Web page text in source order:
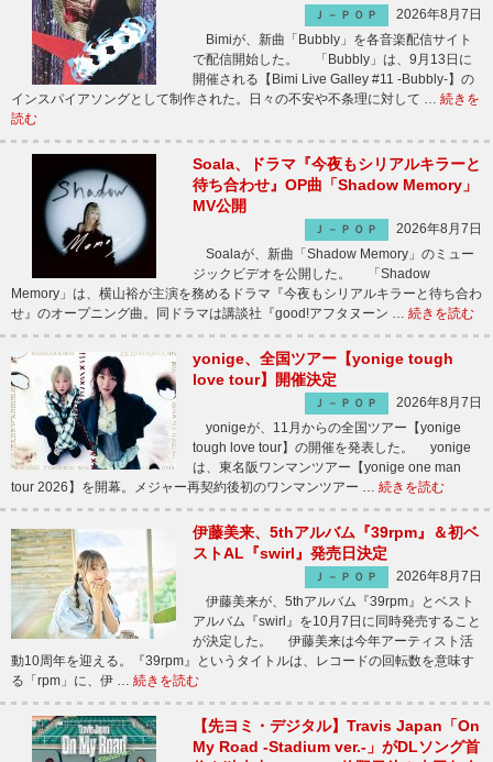
Ｊ－ＰＯＰ
2026年8月7日
Bimiが、新曲「Bubbly」を各音楽配信サイト
で配信開始した。 「Bubbly」は、9月13日に
開催される【Bimi Live Galley #11 -Bubbly-】の
インスパイアソングとして制作された。日々の不安や不条理に対して … 続きを
読む
Soala、ドラマ『今夜もシリアルキラーと
待ち合わせ』OP曲「Shadow Memory」
MV公開
Ｊ－ＰＯＰ
2026年8月7日
Soalaが、新曲「Shadow Memory」のミュー
ジックビデオを公開した。 「Shadow
Memory」は、横山裕が主演を務めるドラマ『今夜もシリアルキラーと待ち合わ
せ』のオープニング曲。同ドラマは講談社『good!アフタヌーン … 続きを読む
yonige、全国ツアー【yonige tough
love tour】開催決定
Ｊ－ＰＯＰ
2026年8月7日
yonigeが、11月からの全国ツアー【yonige
tough love tour】の開催を発表した。 yonige
は、東名阪ワンマンツアー【yonige one man
tour 2026】を開幕。メジャー再契約後初のワンマンツアー … 続きを読む
伊藤美来、5thアルバム『39rpm』＆初ベ
ストAL『swirl』発売日決定
Ｊ－ＰＯＰ
2026年8月7日
伊藤美来が、5thアルバム『39rpm』とベスト
アルバム『swirl』を10月7日に同時発売すること
が決定した。 伊藤美来は今年アーティスト活
動10周年を迎える。『39rpm』というタイトルは、レコードの回転数を意味す
る「rpm」に、伊 … 続きを読む
【先ヨミ・デジタル】Travis Japan「On
My Road -Stadium ver.-」がDLソング首